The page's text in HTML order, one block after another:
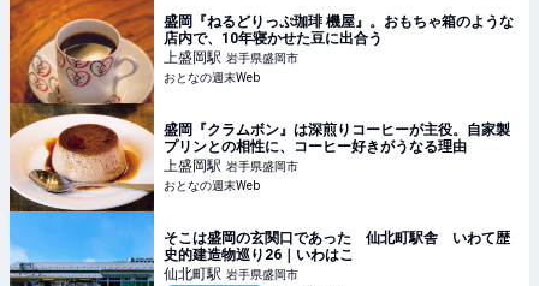
盛岡『ねるどりっぷ珈琲 機屋』。おもちゃ箱のような
店内で、10年寝かせた豆に出合う
上盛岡駅 岩手県盛岡市
おとなの週末Web
盛岡『クラムボン』は深煎りコーヒーが主役。自家製
プリンとの相性に、コーヒー好きがうなる理由
上盛岡駅 岩手県盛岡市
おとなの週末Web
そこは盛岡の玄関口であった 仙北町駅舎 いわて歴
史的建造物巡り26｜いわはこ
仙北町駅 岩手県盛岡市